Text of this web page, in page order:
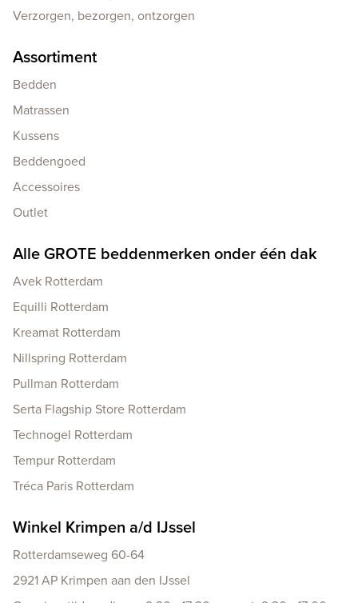
Verzorgen, bezorgen, ontzorgen
Assortiment
Bedden
Matrassen
Kussens
Beddengoed
Accessoires
Outlet
Alle GROTE beddenmerken onder één dak
Avek Rotterdam
Equilli Rotterdam
Kreamat Rotterdam
Nillspring Rotterdam
Pullman Rotterdam
Serta Flagship Store Rotterdam
Technogel Rotterdam
Tempur Rotterdam
Tréca Paris Rotterdam
Winkel Krimpen a/d IJssel
Rotterdamseweg 60-64
2921 AP Krimpen aan den IJssel